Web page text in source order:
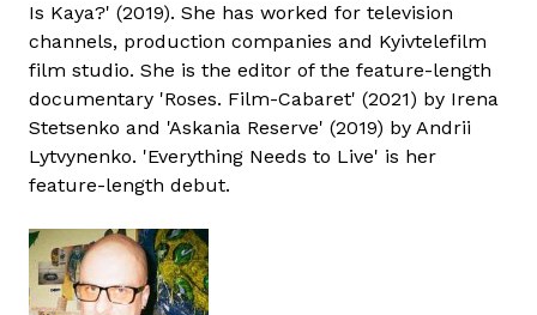
Is Kaya?' (2019). She has worked for television
channels, production companies and Kyivtelefilm
film studio. She is the editor of the feature-length
documentary 'Roses. Film-Cabaret' (2021) by Irena
Stetsenko and 'Askania Reserve' (2019) by Andrii
Lytvynenko. 'Everything Needs to Live' is her
feature-length debut.